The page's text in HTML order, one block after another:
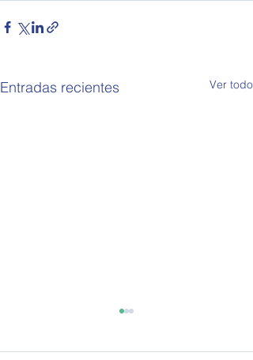
Entradas recientes Ver todo